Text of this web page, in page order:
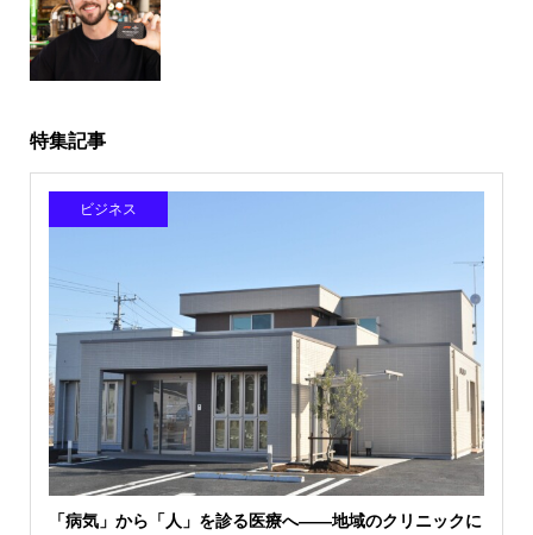
特集記事
ビジネス
「病気」から「人」を診る医療へ――地域のクリニックに